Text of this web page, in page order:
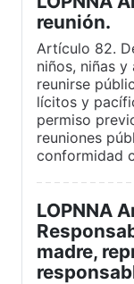
reunión.
Artículo 82.
niños, niñas
reunirse
lícitos y
permiso
reuniones
conformidad
LOPNNA
madre,